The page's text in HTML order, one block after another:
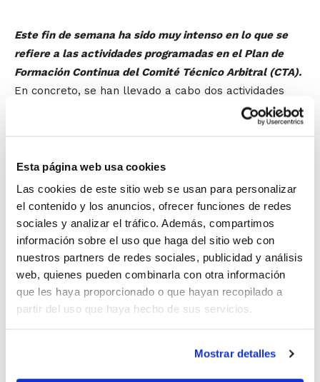
Esta página web usa cookies
Las cookies de este sitio web se usan para personalizar
el contenido y los anuncios, ofrecer funciones de redes
sociales y analizar el tráfico. Además, compartimos
información sobre el uso que haga del sitio web con
nuestros partners de redes sociales, publicidad y análisis
web, quienes pueden combinarla con otra información
que les haya proporcionado o que hayan recopilado a
partir del uso que haya hecho de sus servicios.
Mostrar detalles
Este fin de semana ha sido muy intenso en lo que se
refiere a las actividades programadas en el Plan de
Formación Continua del Comité Técnico Arbitral (CTA).
En concreto, se han llevado a cabo dos actividades
muy importantes de cara a la progresión de los
de Tecnificación para árbitros de
Competiciones FEB y Campeonato de
España 1ª División. En la Jornada se
abordaron los procesos de evolución,
mantenimiento y trabajo que se llevan a
cabo, se analizaron situaciones de juego
con el visionado de encuentros de Liga